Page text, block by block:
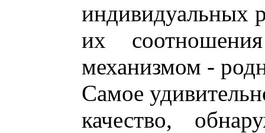
индивидуальных
их
механизмом -
Cамое
качество,